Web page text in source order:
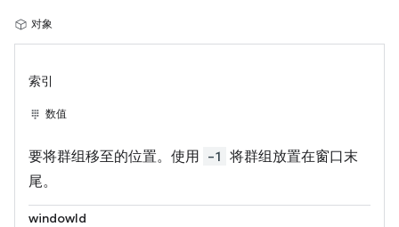
对象
索引
数值
要将群组移至的位置。使用 -1 将群组放置在窗口末
尾。
windowId